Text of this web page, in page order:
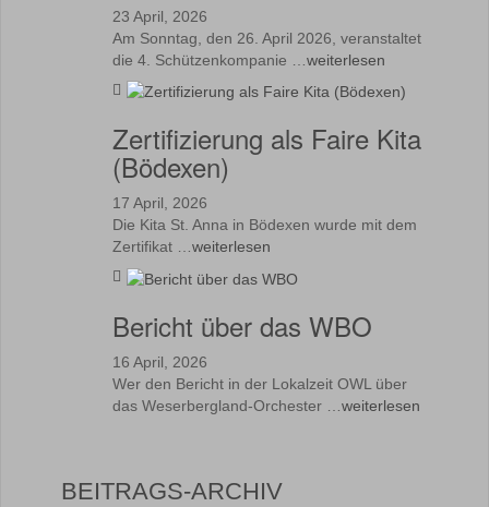
23 April, 2026
Am Sonntag, den 26. April 2026, veranstaltet
die 4. Schützenkompanie … weiterlesen
Zertifizierung als Faire Kita
(Bödexen)
17 April, 2026
Die Kita St. Anna in Bödexen wurde mit dem
Zertifikat …weiterlesen
Bericht über das WBO
16 April, 2026
Wer den Bericht in der Lokalzeit OWL über
das Weserbergland-Orchester … weiterlesen
BEITRAGS-ARCHIV